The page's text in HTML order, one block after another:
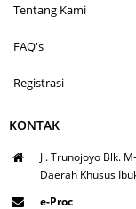
Tentang Kami
FAQ's
Registrasi
KONTAK
Jl. Trunojoyo Blk.
Daerah Khusus
e-Proc